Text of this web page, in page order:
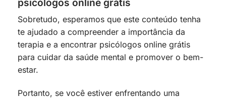
psicólogos online grátis
Sobretudo, esperamos que este conteúdo tenha
te ajudado a compreender a importância da
terapia e a encontrar psicólogos online grátis
para cuidar da saúde mental e promover o bem-
estar.
Portanto, se você estiver enfrentando uma